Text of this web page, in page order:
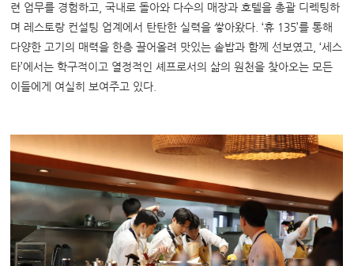
련 업무를 경험하고,
국내로 돌아와 다수의 매장과 호텔을 총괄 디렉팅하
며 레스토랑 컨설팅 업계에서 탄탄한 실력을 쌓아왔다. ‘휴 135’를 통해
다양한 고기의 매력을 한층 끌어올려 맛있는 솥밥과 함께 선보였고,
‘세스
타’에서는 학구적이고 열정적인 셰프로서의 삶의 원천을 찾아오는 모든
이들에게 여실히 보여주고 있다.